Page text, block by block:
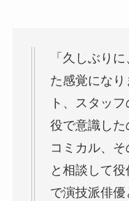
「久しぶり
た感覚にな
ト、スタッ
役で意識し
コミカル、
と相談して
で演技派俳